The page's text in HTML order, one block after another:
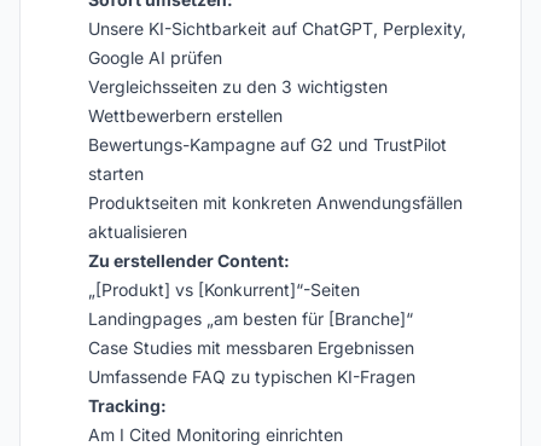
Unsere KI-Sichtbarkeit auf ChatGPT, Perplexity,
Google AI prüfen
Vergleichsseiten zu den 3 wichtigsten
Wettbewerbern erstellen
Bewertungs-Kampagne auf G2 und TrustPilot
starten
Produktseiten mit konkreten Anwendungsfällen
aktualisieren
Zu erstellender Content:
„[Produkt] vs [Konkurrent]“-Seiten
Landingpages „am besten für [Branche]“
Case Studies mit messbaren Ergebnissen
Umfassende FAQ zu typischen KI-Fragen
Tracking:
Am I Cited Monitoring einrichten